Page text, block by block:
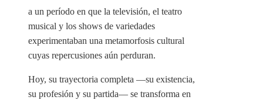
a un período en que la televisión, el teatro
musical y los shows de variedades
experimentaban una metamorfosis cultural
cuyas repercusiones aún perduran.
Hoy, su trayectoria completa —su existencia,
su profesión y su partida— se transforma en